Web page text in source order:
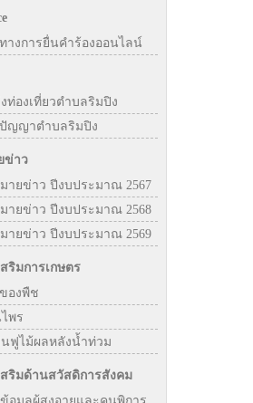
างการยื่นคำร้องออนไลน์
ท่องเที่ยวตำบลริมปิง
ญญาตำบลริมปิง
ข่าว
ายข่าว ปีงบประมาณ 2567
ายข่าว ปีงบประมาณ 2568
ายข่าว ปีงบประมาณ 2569
ริมการเกษตร
องพืช
พร
ฟูไม้ผลหลังน้ำท่วม
สริมด้านสวัสดิการสังคม